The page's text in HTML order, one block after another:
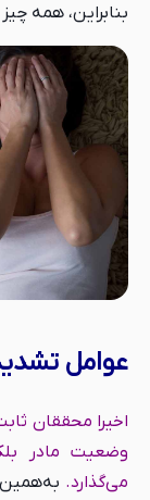
بنابراین، همه
عوامل
اخیرا محققان
وضعیت مادر
می‌گذارد.